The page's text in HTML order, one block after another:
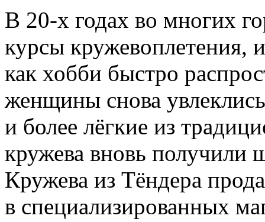
В 20-х годах во многих
курсы кружевоплетения,
как хобби быстро
женщины снова
и более лёгкие из
кружева вновь получили
Кружева из Тёндера
в специализированных